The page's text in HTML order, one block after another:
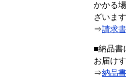
かかる
ざいます
⇒請求
■納品書
お届け
⇒納品